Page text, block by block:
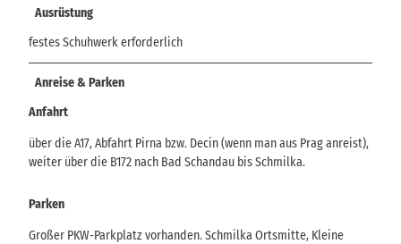
Ausrüstung
festes Schuhwerk erforderlich
Anreise & Parken
Anfahrt
über die A17, Abfahrt Pirna bzw. Decin (wenn man aus Prag anreist),
weiter über die B172 nach Bad Schandau bis Schmilka.
Parken
Großer PKW-Parkplatz vorhanden. Schmilka Ortsmitte, Kleine